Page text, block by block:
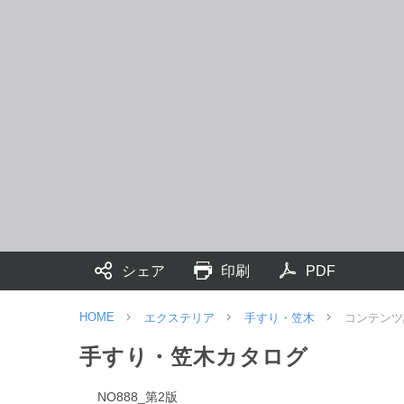
シェア 印刷 PDF
HOME エクステリア 手すり・笠木 コンテン
手すり・笠木カタログ
NO888_第2版